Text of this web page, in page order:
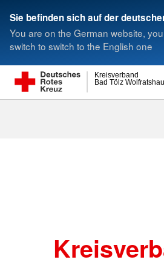
Sie befinden sich auf der
You are on the German website,
switch to switch to the English one
Bad Tölz
Kreisverband